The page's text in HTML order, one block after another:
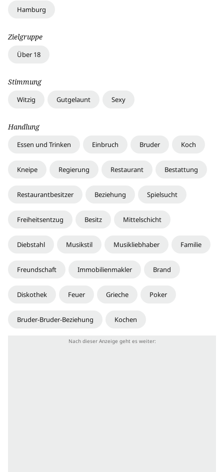
Hamburg
Zielgruppe
Über 18
Stimmung
Witzig Gutgelaunt Sexy
Handlung
Essen und Trinken Einbruch Bruder Koch
Kneipe Regierung Restaurant Bestattung
Restaurantbesitzer Beziehung Spielsucht
Freiheitsentzug Besitz Mittelschicht
Diebstahl Musikstil Musikliebhaber Familie
Freundschaft Immobilienmakler Brand
Diskothek Feuer Grieche Poker
Bruder-Bruder-Beziehung Kochen